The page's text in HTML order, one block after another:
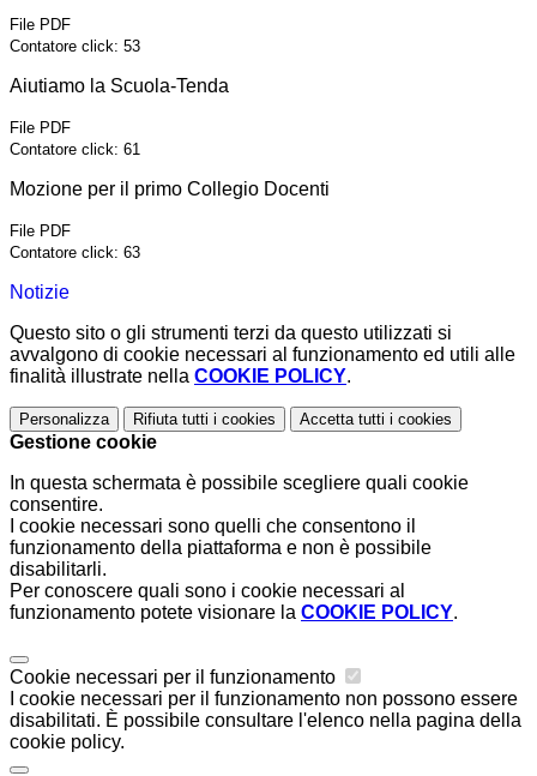
File PDF
Contatore click: 53
Aiutiamo la Scuola-Tenda
File PDF
Contatore click: 61
Mozione per il primo Collegio Docenti
File PDF
Contatore click: 63
Notizie
Questo sito o gli strumenti terzi da questo utilizzati si
avvalgono di cookie necessari al funzionamento ed utili alle
finalità illustrate nella COOKIE POLICY.
Personalizza Rifiuta tutti i cookies Accetta tutti i cookies
Gestione cookie
In questa schermata è possibile scegliere quali cookie
consentire.
I cookie necessari sono quelli che consentono il
funzionamento della piattaforma e non è possibile
disabilitarli.
Per conoscere quali sono i cookie necessari al
funzionamento potete visionare la COOKIE POLICY.
Cookie necessari per il funzionamento
I cookie necessari per il funzionamento non possono essere
disabilitati. È possibile consultare l'elenco nella pagina della
cookie policy.